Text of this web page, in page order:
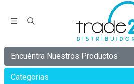
Encuéntra Nuestros Productos
Categorias